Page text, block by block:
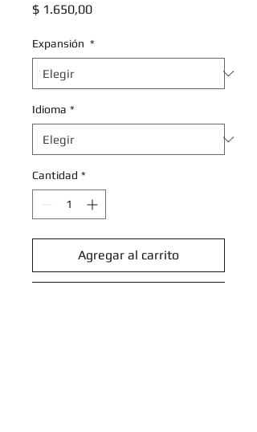
$ 1.650,00Precio
Expansión *
Idioma *
Cantidad *
Agregar al carrito